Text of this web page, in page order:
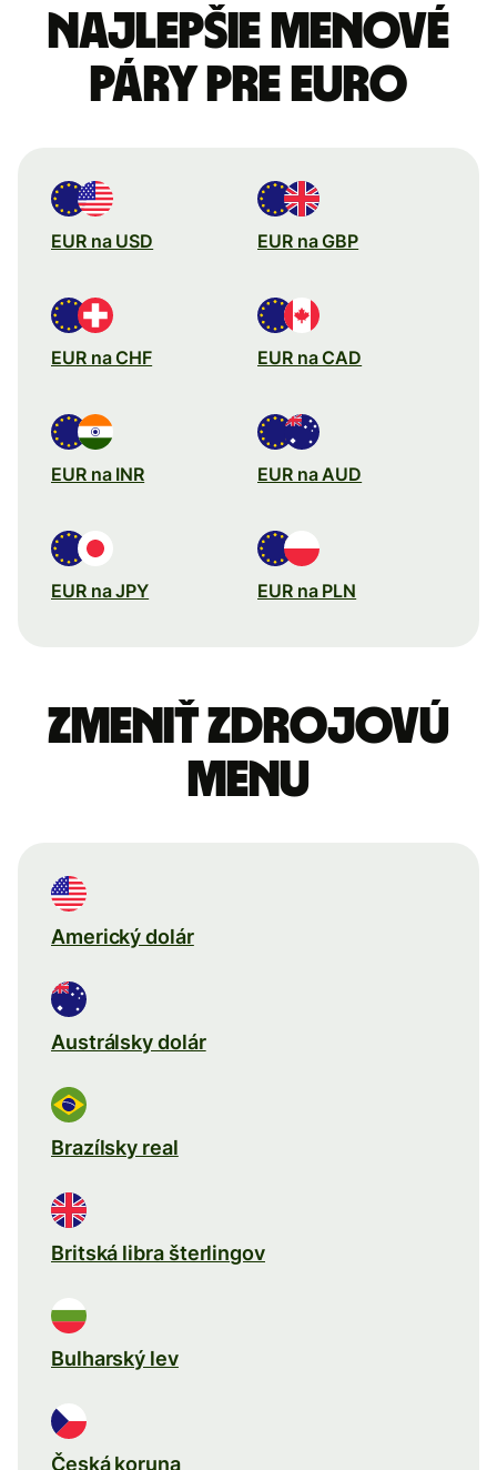
Najlepšie menové
páry pre Euro
EUR na USD EUR na GBP
EUR na CHF EUR na CAD
EUR na INR EUR na AUD
EUR na JPY EUR na PLN
Zmeniť zdrojovú
menu
Americký dolár
Austrálsky dolár
Brazílsky real
Britská libra šterlingov
Bulharský lev
Česká koruna